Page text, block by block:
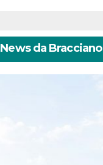
News da Bracciano